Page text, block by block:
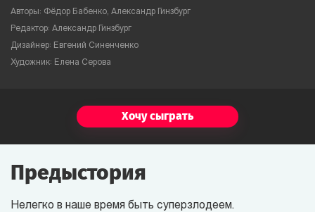
Авторы: Фёдор Бабенко, Александр Гинзбург
Редактор: Александр Гинзбург
Дизайнер: Евгений Синенченко
Художник: Елена Серова
Хочу сыграть
Предыстория
Нелегко в наше время быть суперзлодеем.